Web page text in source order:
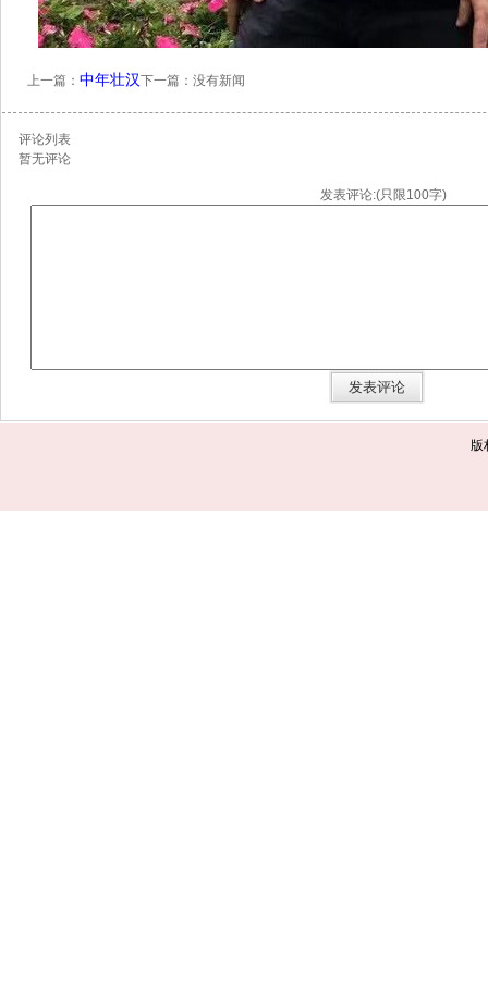
上一篇： 中年壮汉下一篇：没有新闻
评论列表
暂无评论
发表评论:(只限100字)
版